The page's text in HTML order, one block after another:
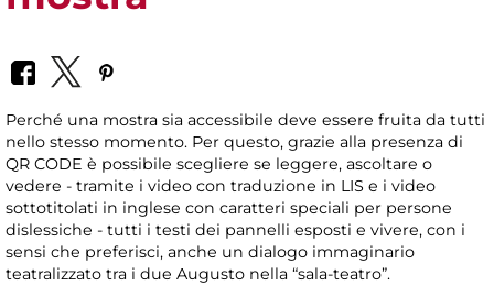
Perché una mostra sia accessibile deve essere fruita da tutti
nello stesso momento. Per questo, grazie alla presenza di
QR CODE è possibile scegliere se leggere, ascoltare o
vedere - tramite i video con traduzione in LIS e i video
sottotitolati in inglese con caratteri speciali per persone
dislessiche - tutti i testi dei pannelli esposti e vivere, con i
sensi che preferisci, anche un dialogo immaginario
teatralizzato tra i due Augusto nella “sala-teatro”.